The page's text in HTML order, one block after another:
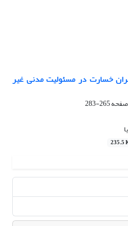
خسارت در مسئولیت مدنی غیر
265-283
235.5